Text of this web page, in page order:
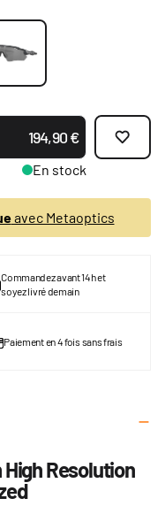
194,90 €
En stock
avec Metaoptics
Commandez avant 14h et
soyez livré demain
Paiement en 4 fois sans frais
Resolution